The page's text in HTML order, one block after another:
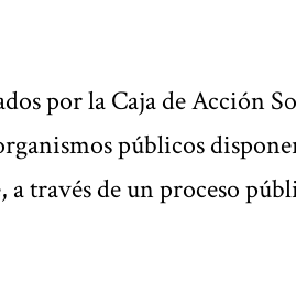
por la Caja de Acción
públicos
a través de un proceso